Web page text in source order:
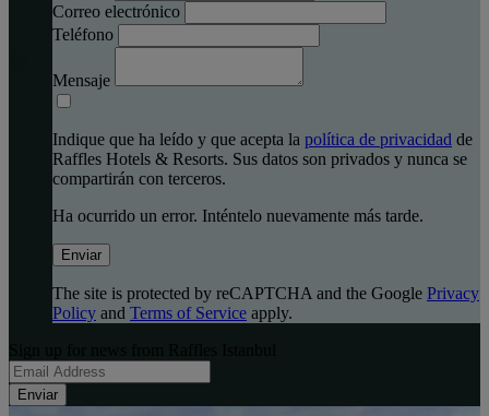
Correo electrónico
Teléfono
Mensaje
Indique que ha leído y que acepta la política de privacidad de
Raffles Hotels & Resorts. Sus datos son privados y nunca se
compartirán con terceros.
Ha ocurrido un error. Inténtelo nuevamente más tarde.
Enviar
The site is protected by reCAPTCHA and the Google Privacy
Policy and Terms of Service apply.
Enviar